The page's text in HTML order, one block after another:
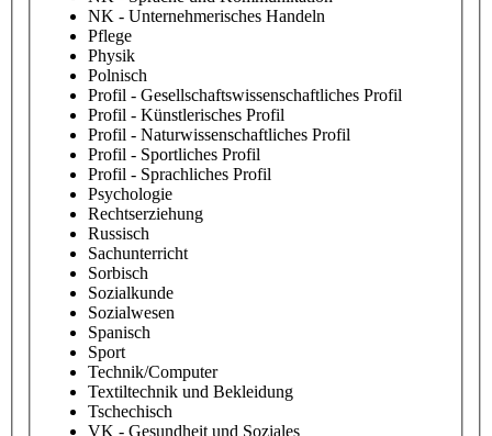
NK - Unternehmerisches Handeln
Pflege
Physik
Polnisch
Profil - Gesellschaftswissenschaftliches Profil
Profil - Künstlerisches Profil
Profil - Naturwissenschaftliches Profil
Profil - Sportliches Profil
Profil - Sprachliches Profil
Psychologie
Rechtserziehung
Russisch
Sachunterricht
Sorbisch
Sozialkunde
Sozialwesen
Spanisch
Sport
Technik/Computer
Textiltechnik und Bekleidung
Tschechisch
VK - Gesundheit und Soziales